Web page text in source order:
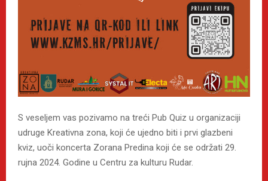
S veseljem vas pozivamo na treći Pub Quiz u organizaciji
udruge Kreativna zona, koji će ujedno biti i prvi glazbeni
kviz, uoči koncerta Zorana Predina koji će se održati 29.
rujna 2024. Godine u Centru za kulturu Rudar.